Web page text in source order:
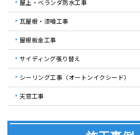
屋上・ベランダ防水工事
瓦屋根・漆喰工事
屋根板金工事
サイディング張り替え
シーリング工事（オートンイクシード）
天窓工事